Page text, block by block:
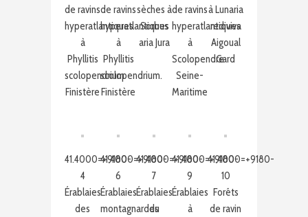
de ravins
hyperatlantiques
à
Phyllitis
scolopendrium
Finistère
de ravins
hyperatlantiques
à
Phyllitis
scolopendrium.
Finistère
sèches à
Sorbus
aria Jura
de ravins
hyperatlantiques
à
Scolopendre
Seine-
Maritime
à Lunaria
rediviva
Aigoual
Gard
41.4000=+9180-
4
Érablaies
des
41.4000=+9180-
6
Érablaies
montagnardes
41.4000=+9180-
7
Érablaies
du
41.4000=+9180-
9
Érablaies
à
41.4000=+9180-
10
Forêts
de ravin